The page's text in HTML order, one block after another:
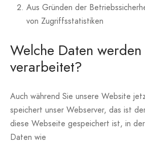
Aus Gründen der
von Zugriffsstatistiken
Welche Daten werden
verarbeitet?
Auch während Sie unsere Website
speichert unser Webserver, das ist
diese Webseite gespeichert ist, in
Daten wie